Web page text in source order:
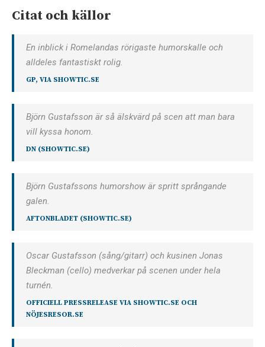
Citat och källor
En inblick i Romelandas rörigaste humorskalle och
alldeles fantastiskt rolig.
GP, VIA SHOWTIC.SE
Björn Gustafsson är så älskvärd på scen att man bara
vill kyssa honom.
DN (SHOWTIC.SE)
Björn Gustafssons humorshow är spritt språngande
galen.
AFTONBLADET (SHOWTIC.SE)
Oscar Gustafsson (sång/gitarr) och kusinen Jonas
Bleckman (cello) medverkar på scenen under hela
turnén.
OFFICIELL PRESSRELEASE VIA SHOWTIC.SE OCH
NÖJESRESOR.SE